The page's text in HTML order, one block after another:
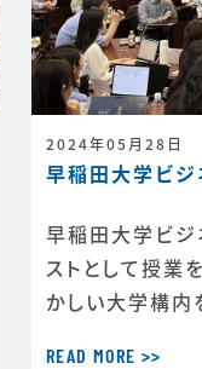
2024年05月28日
早稲田大学ビ
早稲田大学ビジ
ストとして授業
かしい大学構内
READ MORE >>